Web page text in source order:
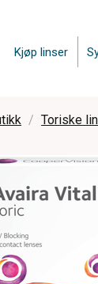
Kjøp linser
Toriske